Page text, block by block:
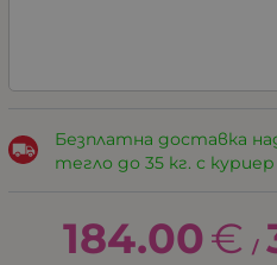
Безплатна доставка
тегло до 35 кг. с
184.00€ /